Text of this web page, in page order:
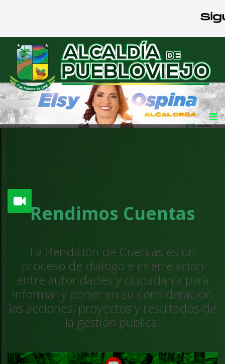
Rendimos Cuentas
La Rendición de Cuentas es un
proceso de diálogo e interrelación
entre autoridades y ciudadanía para
informar y poner en su consideración
las acciones, proyectos y resultados de
la gestión pública.